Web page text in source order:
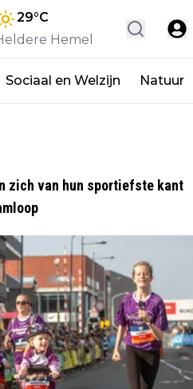
29°C
Hemel
Sociaal en Welzijn Natuur
zich van hun sportiefste kant